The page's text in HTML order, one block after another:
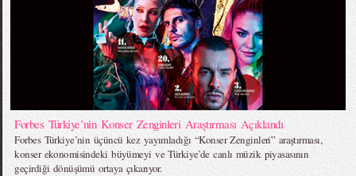
Forbes Türkiye’nin Konser Zenginleri Araştırması Açıklandı
Forbes Türkiye’nin üçüncü kez yayımladığı “Konser Zenginleri” araştırması,
konser ekonomisindeki büyümeyi ve Türkiye’de canlı müzik piyasasının
geçirdiği dönüşümü ortaya çıkarıyor.